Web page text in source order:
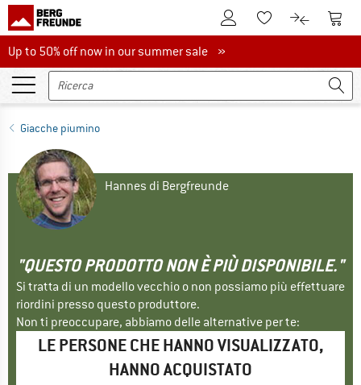
Al conto clienteAlla lista
Al Al
Up to 50% off now in our summer sale
Up to 50% off now in our summer sale »
Giacche piumino
Hannes di Bergfreunde
"QUESTO PRODOTTO NON È PIÙ DISPONIBILE."
Si tratta di un modello vecchio o non possiamo più effettuare
riordini presso questo produttore.
Non ti preoccupare, abbiamo delle alternative per te:
LE PERSONE CHE HANNO VISUALIZZATO,
HANNO ACQUISTATO